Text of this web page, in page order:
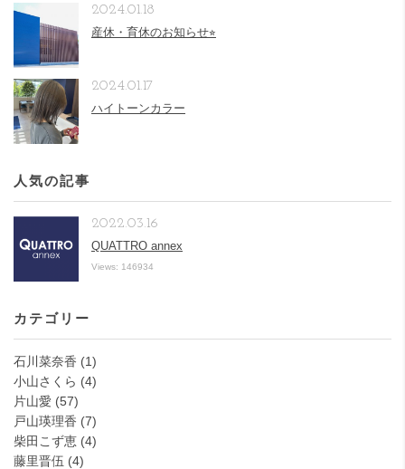
産休・育休のお知らせ⭐︎
2024.01.18
ハイトーンカラー
2024.01.17
人気の記事
QUATTRO annex
2022.03.16
Views: 146934
カテゴリー
石川菜奈香 (1)
小山さくら (4)
片山愛 (57)
戸山瑛理香 (7)
柴田こず恵 (4)
藤里晋伍 (4)